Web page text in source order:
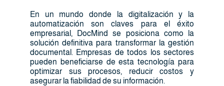
En un mundo donde la digitalización y la
automatización son claves para el éxito
empresarial, DocMind se posiciona como la
solución definitiva para transformar la gestión
documental. Empresas de todos los sectores
pueden beneficiarse de esta tecnología para
optimizar sus procesos, reducir costos y
asegurar la fiabilidad de su información.